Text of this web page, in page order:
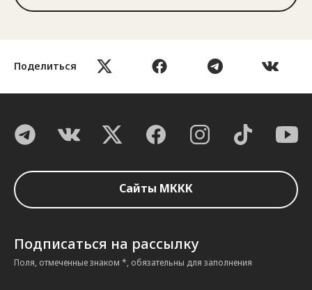
Поделиться
Сайты МККК
Подписаться на рассылку
Поля, отмеченные знаком *, обязательны для заполнения